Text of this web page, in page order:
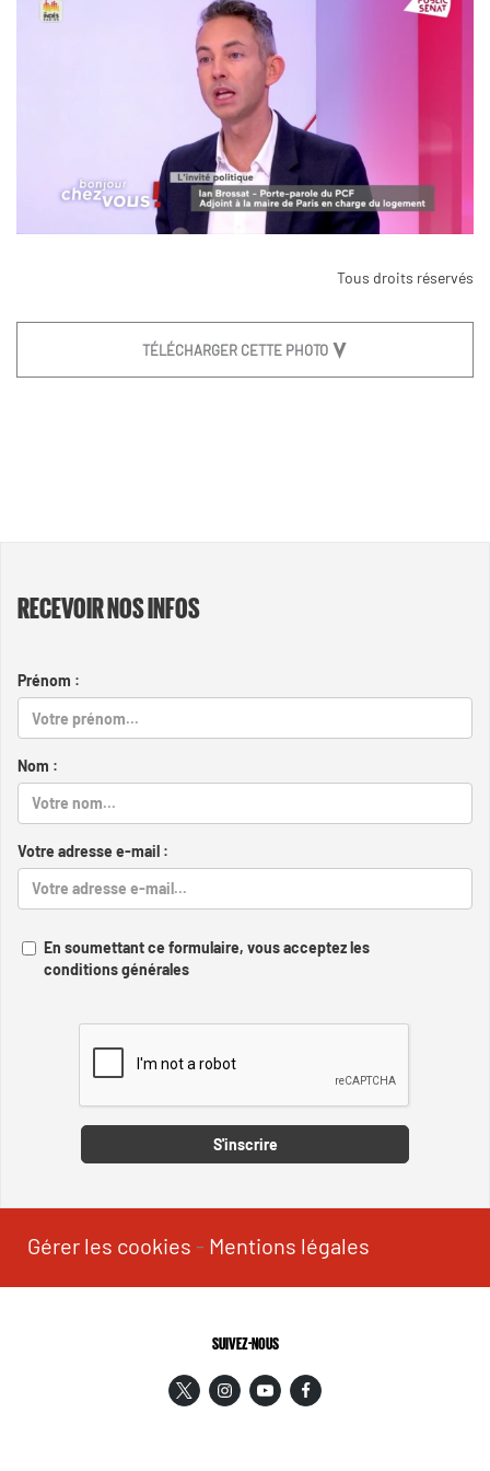
Tous droits réservés
TÉLÉCHARGER CETTE PHOTO
RECEVOIR NOS INFOS
Prénom :
Nom :
Votre adresse e-mail :
En soumettant ce formulaire, vous acceptez les
conditions générales
S'inscrire
Gérer les cookies - Mentions légales
SUIVEZ-NOUS